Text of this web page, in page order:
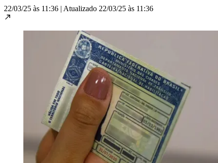
22/03/25 às 11:36 | Atualizado 22/03/25 às 11:36